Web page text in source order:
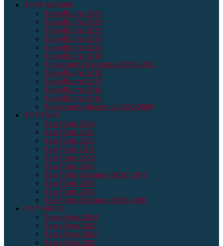
TOPS ALBUMS
Top Albums 2024
Top Albums 2023
Top Albums 2022
Top Albums 2021
Top Albums 2020
Top Albums 2019
Top albums Décennie 2010-2019
Top Albums 2018
Top Albums 2017
Top Albums 2016
Top Albums 2015
Top albums décennie 2000-2009
TOP FILMS
Top Films 2024
Top Films 2023
Top Films 2022
Top Films 2021
Top Films 2020
Top Films 2019
Top Films décennie 2010-2019
Top Films 2018
Top Films 2017
Top Films décennie 2000-2009
TOP SERIES
Top séries 2024
Top séries 2023
Top séries 2022
Top séries 2021